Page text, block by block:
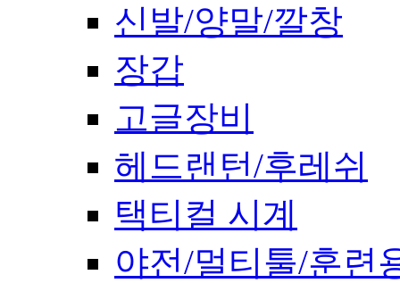
신발/양말/깔창
장갑
고글장비
헤드랜턴/후레쉬
택티컬 시계
야전/멀티툴/훈련